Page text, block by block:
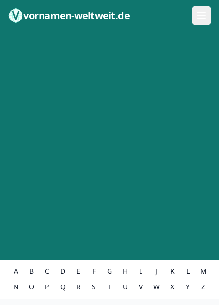
vornamen-weltweit.de
A B C D E F G H I J K L
M
N
O P Q R S T U V W X Y Z